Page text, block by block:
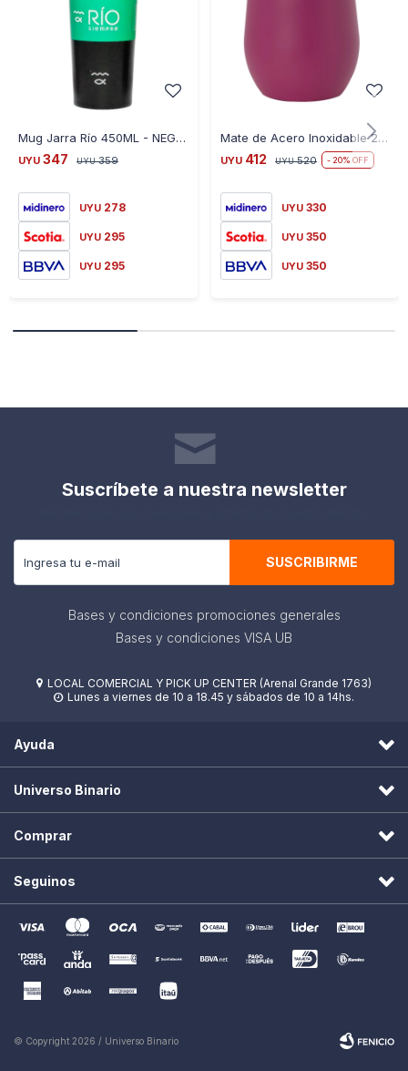
Mug Jarra Río 450ML - NEGRO
UYU 347 UYU 359
UYU 278
UYU 295
UYU 295
Mate de Acero Inoxidable 230ML con Tapa - FUCSIA
UYU 412 UYU 520 20
UYU 330
UYU 350
UYU 350
Suscríbete a nuestra newsletter
SUSCRIBIRME
Bases y condiciones promociones generales
Bases y condiciones VISA UB
 LOCAL COMERCIAL Y PICK UP CENTER (Arenal Grande 1763)
 Lunes a viernes de 10 a 18.45 y sábados de 10 a 14hs.
Ayuda
Universo Binario
Comprar
Seguinos
© Copyright 2026 / Universo Binario